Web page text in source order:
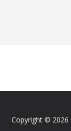
Copyright © 2026